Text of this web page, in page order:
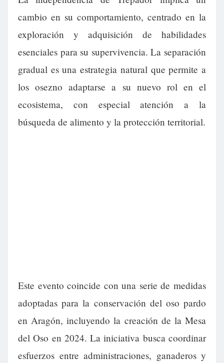
cambio en su comportamiento, centrado en la
exploración y adquisición de habilidades
esenciales para su supervivencia. La separación
gradual es una estrategia natural que permite a
los osezno adaptarse a su nuevo rol en el
ecosistema, con especial atención a la
búsqueda de alimento y la protección territorial.
Este evento coincide con una serie de medidas
adoptadas para la conservación del oso pardo
en Aragón, incluyendo la creación de la Mesa
del Oso en 2024. La iniciativa busca coordinar
esfuerzos entre administraciones, ganaderos y